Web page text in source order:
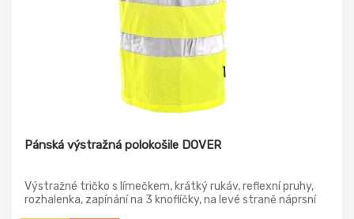
Pánská výstražná polokošile DOVER
Výstražné tričko s límečkem, krátký rukáv, reflexní pruhy,
rozhalenka, zapínání na 3 knoflíčky, na levé straně náprsní